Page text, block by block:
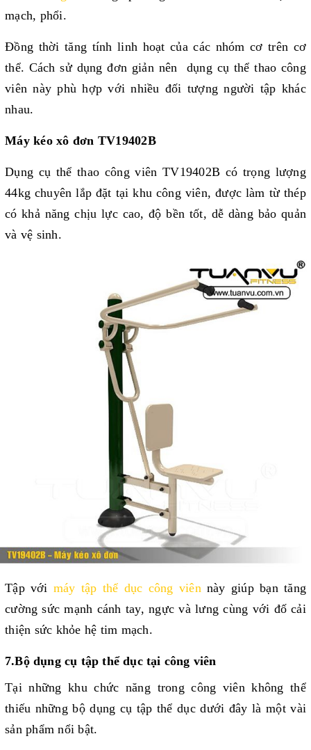
mạch, phổi.
Đồng thời tăng tính linh hoạt của các nhóm cơ trên cơ
thể. Cách sử dụng đơn giản nên  dụng cụ thể thao công
viên này phù hợp với nhiều đối tượng người tập khác
nhau.
Máy kéo xô đơn TV19402B
Dụng cụ thể thao công viên TV19402B có trọng lượng
44kg chuyên lắp đặt tại khu công viên, được làm từ thép
có khả năng chịu lực cao, độ bền tốt, dễ dàng bảo quản
và vệ sinh.
Tập với máy tập thể dục công viên này giúp bạn tăng
cường sức mạnh cánh tay, ngực và lưng cùng với đố cải
thiện sức khỏe hệ tim mạch.
7.Bộ dụng cụ tập thể dục tại công viên
Tại những khu chức năng trong công viên không thể
thiếu những bộ dụng cụ tập thể dục dưới đây là một vài
sản phẩm nổi bật.